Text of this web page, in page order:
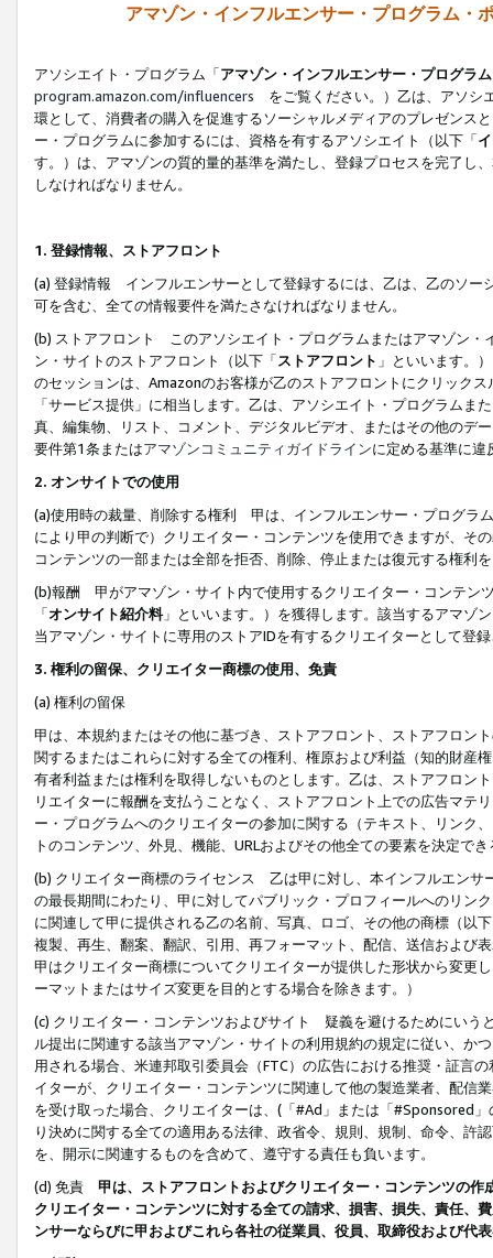
アマゾン・インフルエンサー・プログラム・
アソシエイト・プログラム「アマゾン・インフルエンサー・プログラム
program.amazon.com/influencers をご覧ください。）乙は、アソシ
環として、消費者の購入を促進するソーシャルメディアのプレゼンス
ー・プログラムに参加するには、資格を有するアソシエイト（以下「
す。）は、アマゾンの質的量的基準を満たし、登録プロセスを完了し、
しなければなりません。
1. 登録情報、ストアフロント
(a) 登録情報 インフルエンサーとして登録するには、乙は、乙のソー
可を含む、全ての情報要件を満たさなければなりません。
(b) ストアフロント このアソシエイト・プログラムまたはアマゾン・
ン・サイトのストアフロント（以下「ストアフロント 」といいます。
のセッションは、Amazonのお客様が乙のストアフロントにクリック
「サービス提供」に相当します。乙は、アソシエイト・プログラム
真、編集物、リスト、コメント、デジタルビデオ、またはその他のデ
要件第1条またはアマゾンコミュニティガイドラインに定める基準に違
2. オンサイトでの使用
(a)使用時の裁量、削除する権利 甲は、インフルエンサー・プログラ
により甲の判断で）クリエイター・コンテンツを使用できますが、そ
コンテンツの一部または全部を拒否、削除、停止または復元する権利
(b)報酬 甲がアマゾン・サイト内で使用するクリエイター・コンテン
「オンサイト紹介料」といいます。）を獲得します。該当するアマゾ
当アマゾン・サイトに専用のストアIDを有するクリエイターとして登
3. 権利の留保、クリエイター商標の使用、免責
(a) 権利の留保
甲は、本規約またはその他に基づき、ストアフロント、ストアフロン
関するまたはこれらに対する全ての権利、権原および利益（知的財産
有者利益または権利を取得しないものとします。乙は、ストアフロン
リエイターに報酬を支払うことなく、ストアフロント上での広告マテ
ー・プログラムへのクリエイターの参加に関する（テキスト、リンク
トのコンテンツ、外見、機能、URLおよびその他全ての要素を決定で
(b) クリエイター商標のライセンス 乙は甲に対し、本インフルエンサ
の最長期間にわたり、甲に対してパブリック・プロフィールへのリン
に関連して甲に提供される乙の名前、写真、ロゴ、その他の商標（以
複製、再生、翻案、翻訳、引用、再フォーマット、配信、送信および
甲はクリエイター商標についてクリエイターが提供した形状から変更
ーマットまたはサイズ変更を目的とする場合を除きます。）
(c) クリエイター・コンテンツおよびサイト 疑義を避けるためにいう
ル提出に関連する該当アマゾン・サイトの利用規約の規定に従い、か
用される場合、米連邦取引委員会（FTC）の広告における推奨・証言
イターが、クリエイター・コンテンツに関連して他の製造業者、配信
を受け取った場合、クリエイターは、(「#Ad」または「#Sponsored
り決めに関する全ての適用ある法律、政省令、規則、規制、命令、許
を、開示に関連するものを含めて、遵守する責任も負います。
(d) 免責 甲は、ストアフロントおよびクリエイター・コンテンツの
クリエイター・コンテンツに対する全ての請求、損害、損失、責任、
ンサーならびに甲およびこれら各社の従業員、役員、取締役および代